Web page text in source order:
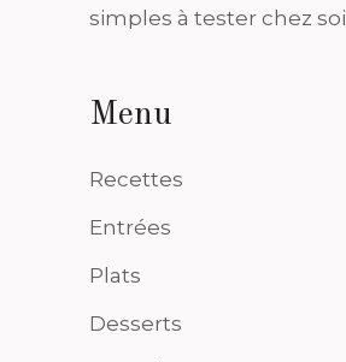
simples à tester chez soi
Menu
Recettes
Entrées
Plats
Desserts